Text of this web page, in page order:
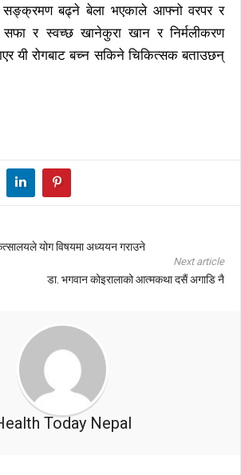
सङ्क्रमण बढ्ने बेला भएकाले आफ्नो वरपर र
र स्वच्छ खानेकुरा खान र निर्मलीकरण
यी रोगबाट बच्न सकिने चिकित्सक बताउछन्
योग विषयमा अध्ययन गराउने
Next article
डा. भगवान कोइरालाको आत्मकथा दसैं अगाडि नै
Today Nepal